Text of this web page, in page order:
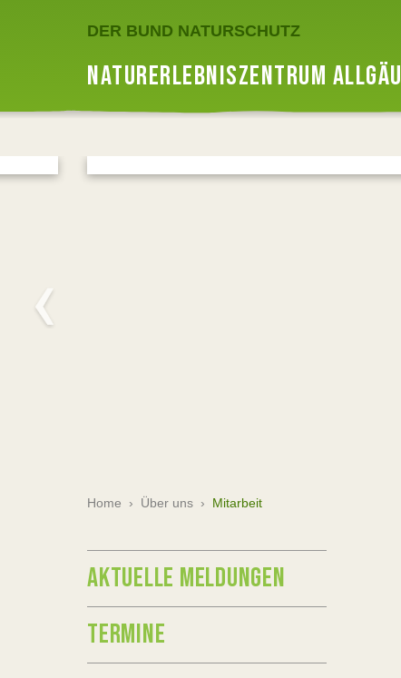
DER BUND NATURSCHUTZ
NATURERLEBNISZENTRUM ALLGÄU
Home › Über uns › Mitarbeit
AKTUELLE MELDUNGEN
TERMINE